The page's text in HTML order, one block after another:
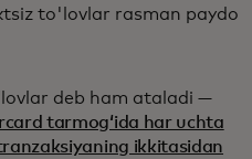
to'lovlar rasman paydo
deb ham ataladi —
tarmogʻida har uchta
ikkitasidan